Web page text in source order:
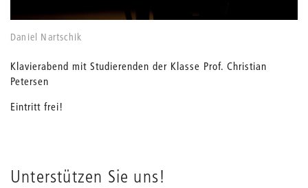
Daniel Nartschik
Klavierabend mit Studierenden der Klasse Prof. Christian
Petersen
Eintritt frei!
Unterstützen Sie uns!